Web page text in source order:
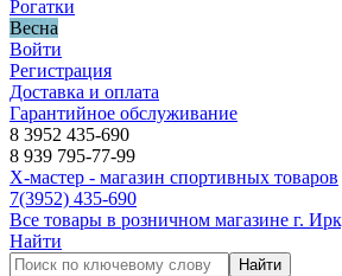
Рогатки
Весна
Войти
Регистрация
Доставка и оплата
Гарантийное обслуживание
8 3952 435-690
8 939 795-77-99
Х-мастер - магазин спортивных товаров
7(3952) 435-690
Все товары в розничном магазине г.
Найти
Найти